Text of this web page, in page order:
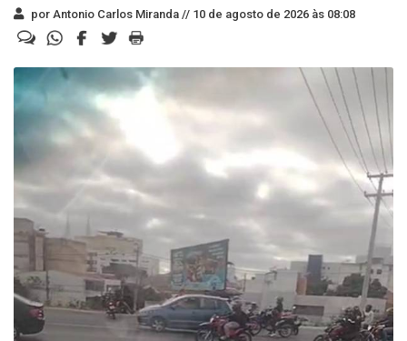
por Antonio Carlos Miranda // 10 de agosto de 2026 às 08:08